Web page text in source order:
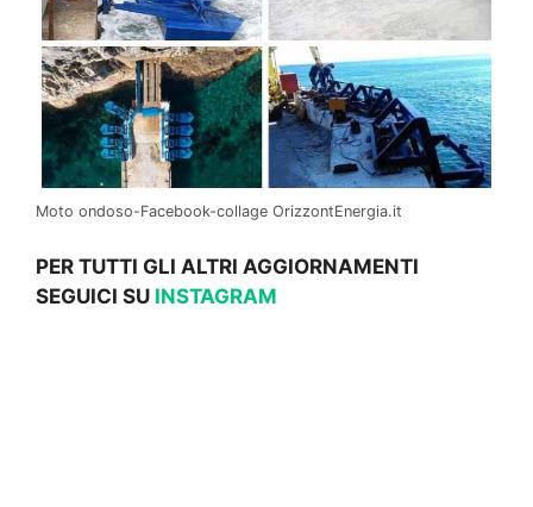
Moto ondoso-Facebook-collage OrizzontEnergia.it
PER TUTTI GLI ALTRI AGGIORNAMENTI
SEGUICI SU INSTAGRAM